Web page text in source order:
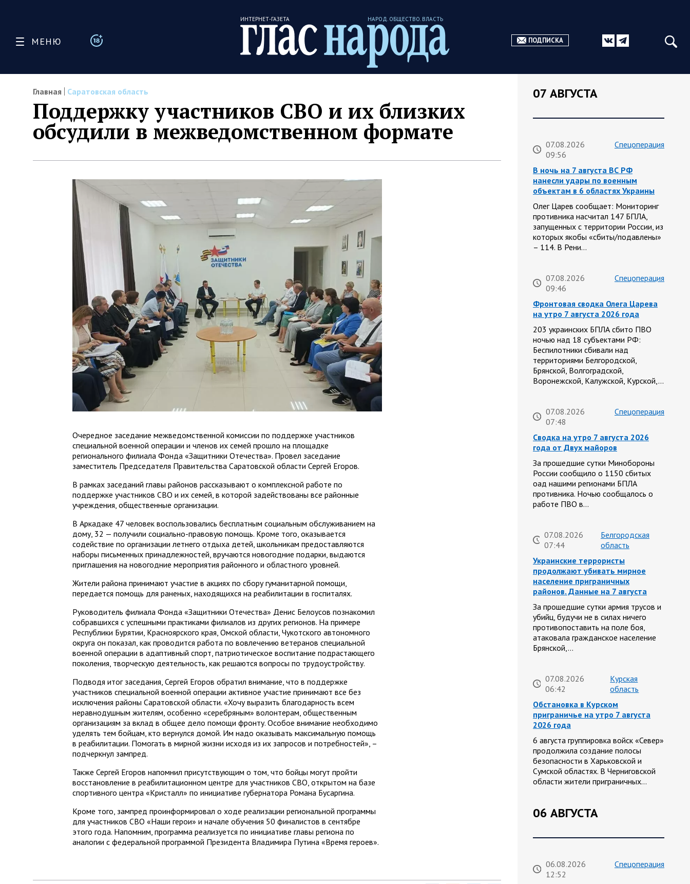
МЕНЮ
ИНТЕРНЕТ-ГАЗЕТА НАРОД. ОБЩЕСТВО. ВЛАСТЬ
ПОДПИСКА
Главная Саратовская область
Поддержку участников СВО и их близких
обсудили в межведомственном формате
Очередное заседание межведомственной комиссии по поддержке участников
специальной военной операции и членов их семей прошло на площадке
регионального филиала Фонда «Защитники Отечества». Провел заседание
заместитель Председателя Правительства Саратовской области Сергей Егоров.
В рамках заседаний главы районов рассказывают о комплексной работе по
поддержке участников СВО и их семей, в которой задействованы все районные
учреждения, общественные организации.
В Аркадаке 47 человек воспользовались бесплатным социальным обслуживанием на
дому, 32 — получили социально-правовую помощь. Кроме того, оказывается
содействие по организации летнего отдыха детей, школьникам предоставляются
наборы письменных принадлежностей, вручаются новогодние подарки, выдаются
приглашения на новогодние мероприятия районного и областного уровней.
Жители района принимают участие в акциях по сбору гуманитарной помощи,
передается помощь для раненых, находящихся на реабилитации в госпиталях.
Руководитель филиала Фонда «Защитники Отечества» Денис Белоусов познакомил
собравшихся с успешными практиками филиалов из других регионов. На примере
Республики Бурятии, Красноярского края, Омской области, Чукотского автономного
округа он показал, как проводится работа по вовлечению ветеранов специальной
военной операции в адаптивный спорт, патриотическое воспитание подрастающего
поколения, творческую деятельность, как решаются вопросы по трудоустройству.
Подводя итог заседания, Сергей Егоров обратил внимание, что в поддержке
участников специальной военной операции активное участие принимают все без
исключения районы Саратовской области. «Хочу выразить благодарность всем
неравнодушным жителям, особенно «серебряным» волонтерам, общественным
организациям за вклад в общее дело помощи фронту. Особое внимание необходимо
уделять тем бойцам, кто вернулся домой. Им надо оказывать максимальную помощь
в реабилитации. Помогать в мирной жизни исходя из их запросов и потребностей», –
подчеркнул зампред.
Также Сергей Егоров напомнил присутствующим о том, что бойцы могут пройти
восстановление в реабилитационном центре для участников СВО, открытом на базе
спортивного центра «Кристалл» по инициативе губернатора Романа Бусаргина.
Кроме того, зампред проинформировал о ходе реализации региональной программы
для участников СВО «Наши герои» и начале обучения 50 финалистов в сентябре
этого года. Напомним, программа реализуется по инициативе главы региона по
аналогии с федеральной программой Президента Владимира Путина «Время героев».
07 АВГУСТА
07.08.2026
09:56
Спецоперация
В ночь на 7 августа ВС РФ
нанесли удары по военным
объектам в 6 областях Украины
Олег Царев сообщает: Мониторинг
противника насчитал 147 БПЛА,
запущенных с территории России, из
которых якобы «сбиты/подавлены»
– 114. В Рени…
07.08.2026
09:46
Спецоперация
Фронтовая сводка Олега Царева
на утро 7 августа 2026 года
203 украинских БПЛА сбито ПВО
ночью над 18 субъектами РФ:
Беспилотники сбивали над
территориями Белгородской,
Брянской, Волгоградской,
Воронежской, Калужской, Курской,…
07.08.2026
07:48
Спецоперация
Сводка на утро 7 августа 2026
года от Двух майоров
За прошедшие сутки Минобороны
России сообщило о 1150 сбитых
оад нашими регионами БПЛА
противника. Ночью сообщалось о
работе ПВО в…
07.08.2026
07:44
Белгородская
область
Украинские террористы
продолжают убивать мирное
население приграничных
районов. Данные на 7 августа
За прошедшие сутки армия трусов и
убийц, будучи не в силах ничего
противопоставить на поле боя,
атаковала гражданское население
Брянской,…
07.08.2026
06:42
Курская
область
Обстановка в Курском
приграничье на утро 7 августа
2026 года
6 августа группировка войск «Север»
продолжила создание полосы
безопасности в Харьковской и
Сумской областях. В Черниговской
области жители приграничных…
06 АВГУСТА
06.08.2026
12:52
Спецоперация